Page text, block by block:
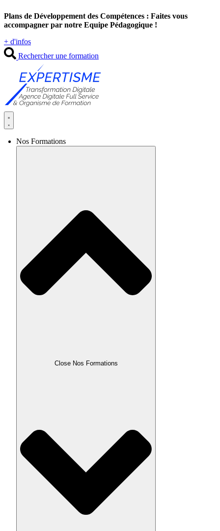
au
contenu
Plans de Développement des Compétences : Faites vous
accompagner par notre Equipe Pédagogique !
+ d'infos
Rechercher une formation
Nos Formations
Close Nos Formations